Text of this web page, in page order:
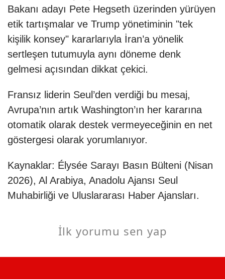
Bakanı adayı Pete Hegseth üzerinden yürüyen
etik tartışmalar ve Trump yönetiminin "tek
kişilik konsey" kararlarıyla İran’a yönelik
sertleşen tutumuyla aynı döneme denk
gelmesi açısından dikkat çekici.
Fransız liderin Seul’den verdiği bu mesaj,
Avrupa’nın artık Washington’ın her kararına
otomatik olarak destek vermeyeceğinin en net
göstergesi olarak yorumlanıyor.
Kaynaklar: Élysée Sarayı Basın Bülteni (Nisan
2026), Al Arabiya, Anadolu Ajansı Seul
Muhabirliği ve Uluslararası Haber Ajansları.
İlk yorumu sen yap